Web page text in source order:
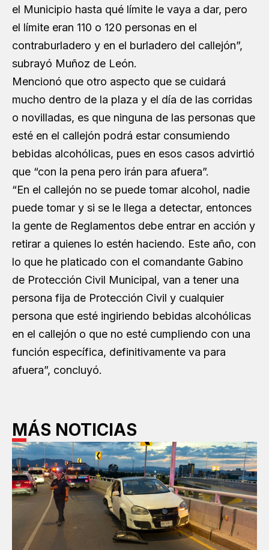
el Municipio hasta qué límite le vaya a dar, pero
el límite eran 110 o 120 personas en el
contraburladero y en el burladero del callejón”,
subrayó Muñoz de León.
Mencionó que otro aspecto que se cuidará
mucho dentro de la plaza y el día de las corridas
o novilladas, es que ninguna de las personas que
esté en el callejón podrá estar consumiendo
bebidas alcohólicas, pues en esos casos advirtió
que “con la pena pero irán para afuera”.
“En el callejón no se puede tomar alcohol, nadie
puede tomar y si se le llega a detectar, entonces
la gente de Reglamentos debe entrar en acción y
retirar a quienes lo estén haciendo. Este año, con
lo que he platicado con el comandante Gabino
de Protección Civil Municipal, van a tener una
persona fija de Protección Civil y cualquier
persona que esté ingiriendo bebidas alcohólicas
en el callejón o que no esté cumpliendo con una
función específica, definitivamente va para
afuera”, concluyó.
MÁS NOTICIAS